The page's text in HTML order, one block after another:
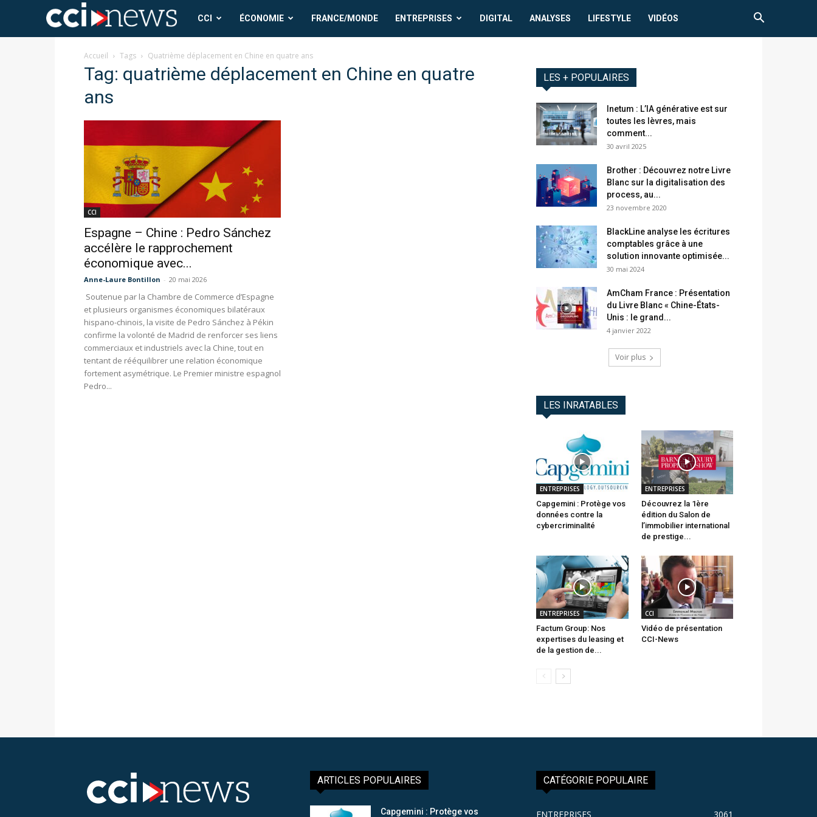
CCI
News
CCI ÉCONOMIE FRANCE/MONDE ENTREPRISES DIGITAL ANALYSES LIFESTYLE VIDÉOS
Accueil Tags Quatrième déplacement en Chine en quatre ans
Tag: quatrième déplacement en Chine en quatre
ans
CCI
Espagne – Chine : Pedro Sánchez
accélère le rapprochement
économique avec...
Anne-Laure Bontillon - 20 mai 2026
Soutenue par la Chambre de Commerce d’Espagne
et plusieurs organismes économiques bilatéraux
hispano-chinois, la visite de Pedro Sánchez à Pékin
confirme la volonté de Madrid de renforcer ses liens
commerciaux et industriels avec la Chine, tout en
tentant de rééquilibrer une relation économique
fortement asymétrique. Le Premier ministre espagnol
Pedro...
LES + POPULAIRES
Inetum : L’IA générative est sur
toutes les lèvres, mais
comment...
30 avril 2025
Brother : Découvrez notre Livre
Blanc sur la digitalisation des
process, au...
23 novembre 2020
BlackLine analyse les écritures
comptables grâce à une
solution innovante optimisée...
30 mai 2024
AmCham France : Présentation
du Livre Blanc « Chine-États-
Unis : le grand...
4 janvier 2022
Voir plus
LES INRATABLES
ENTREPRISES
Capgemini : Protège vos
données contre la
cybercriminalité
ENTREPRISES
Découvrez la 1ère
édition du Salon de
l’immobilier international
de prestige...
ENTREPRISES
Factum Group: Nos
expertises du leasing et
de la gestion de...
CCI
Vidéo de présentation
CCI-News
ARTICLES POPULAIRES
Capgemini : Protège vos
CATÉGORIE POPULAIRE
ENTREPRISES 3061